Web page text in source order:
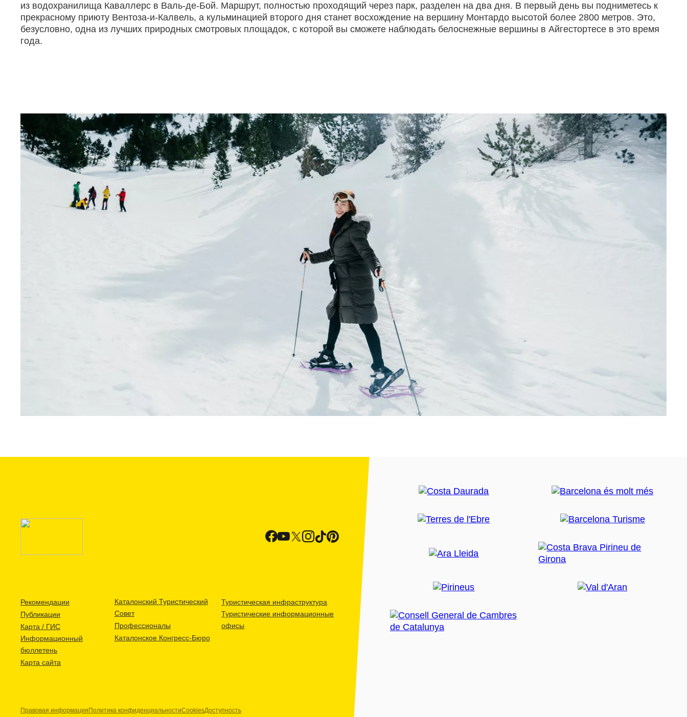
из водохранилища Каваллерс в Валь-де-Бой. Маршрут, полностью проходящий через парк, разделен на два дня. В первый день вы подниметесь к
прекрасному приюту Вентоза-и-Калвель, а кульминацией второго дня станет восхождение на вершину Монтардо высотой более 2800 метров. Это,
безусловно, одна из лучших природных смотровых площадок, с которой вы сможете наблюдать белоснежные вершины в Айгестортесе в это время
года.
Рекомендации
Публикации
Карта / ГИС
Информационный
бюллетень
Карта сайта
Каталонский Туристический
Совет
Профессионалы
Каталонское Конгресс-Бюро
Туристическая инфраструктура
Туристические информационные
офисы
Правовая информация Политика конфиденциальностиCookiesДоступность